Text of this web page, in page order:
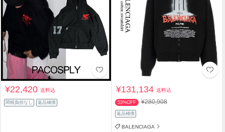
¥22,420送料込
関税負担なし 返品補償
¥131,134送料込
53%OFF ¥280,908
返品補償
BALENCIAGA